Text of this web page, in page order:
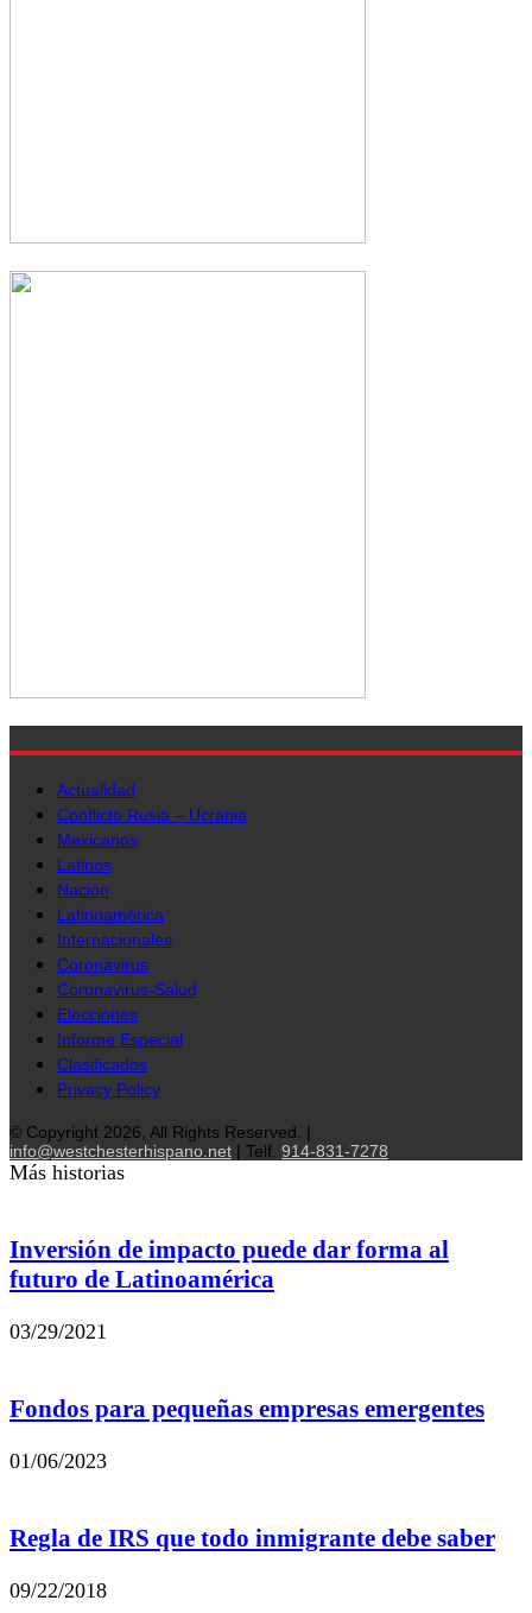
Actualidad
Conflicto Rusia – Ucrania
Mexicanos
Latinos
Nación
Latinoamérica
Internacionales
Coronavirus
Coronavirus-Salud
Elecciones
Informe Especial
Clasificados
Privacy Policy
© Copyright 2026, All Rights Reserved. |
info@westchesterhispano.net | Telf. 914-831-7278
Más historias
Inversión de impacto puede dar forma al
futuro de Latinoamérica
03/29/2021
Fondos para pequeñas empresas emergentes
01/06/2023
Regla de IRS que todo inmigrante debe saber
09/22/2018